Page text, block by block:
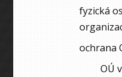
fyzická
ochrana
OÚ